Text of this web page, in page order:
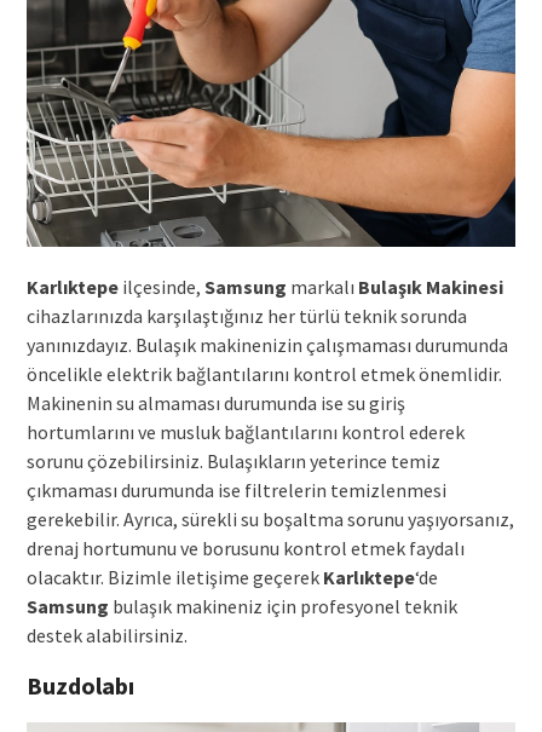
Karlıktepeilçesinde, Samsung markalı Bulaşık Makinesi
cihazlarınızda karşılaştığınız her türlü teknik sorunda
yanınızdayız. Bulaşık makinenizin çalışmaması durumunda
öncelikle elektrik bağlantılarını kontrol etmek önemlidir.
Makinenin su almaması durumunda ise su giriş
hortumlarını ve musluk bağlantılarını kontrol ederek
sorunu çözebilirsiniz. Bulaşıkların yeterince temiz
çıkmaması durumunda ise filtrelerin temizlenmesi
gerekebilir. Ayrıca, sürekli su boşaltma sorunu yaşıyorsanız,
drenaj hortumunu ve borusunu kontrol etmek faydalı
olacaktır. Bizimle iletişime geçerek Karlıktepe‘de
Samsung bulaşık makineniz için profesyonel teknik
destek alabilirsiniz.
Buzdolabı